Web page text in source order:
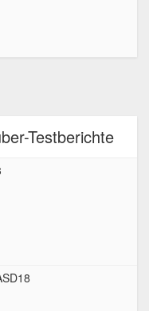
Testberichte